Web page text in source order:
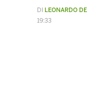
DI LEONARDO
19:33